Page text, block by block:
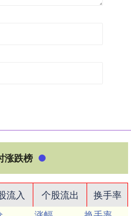
涨跌榜
流入 个股流出
换手率